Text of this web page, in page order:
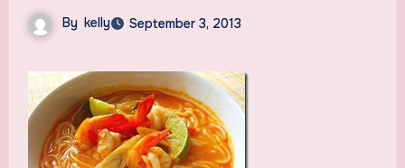
By kelly September 3, 2013